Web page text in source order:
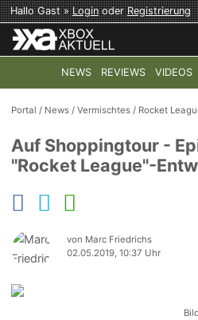
Hallo Gast »LoginoderRegistrierung
NEWS REVIEWS VIDEOS
TOP-THEMEN: COD: MODERN
Portal / News /Vermischtes / Rocket
Auf Shoppingtour -
"Rocket League"-
von Marc Friedrichs
02.05.2019, 10:37 Uhr